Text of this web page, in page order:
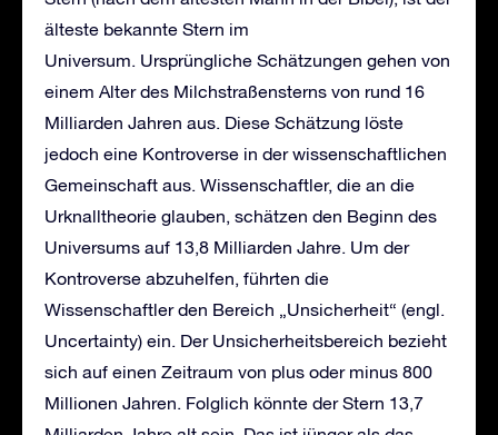
älteste bekannte Stern im
Universum. Ursprüngliche Schätzungen gehen von
einem Alter des Milchstraßensterns von rund 16
Milliarden Jahren aus. Diese Schätzung löste
jedoch eine Kontroverse in der wissenschaftlichen
Gemeinschaft aus. Wissenschaftler, die an die
Urknalltheorie glauben, schätzen den Beginn des
Universums auf 13,8 Milliarden Jahre. Um der
Kontroverse abzuhelfen, führten die
Wissenschaftler den Bereich „Unsicherheit“ (engl.
Uncertainty) ein. Der Unsicherheitsbereich bezieht
sich auf einen Zeitraum von plus oder minus 800
Millionen Jahren. Folglich könnte der Stern 13,7